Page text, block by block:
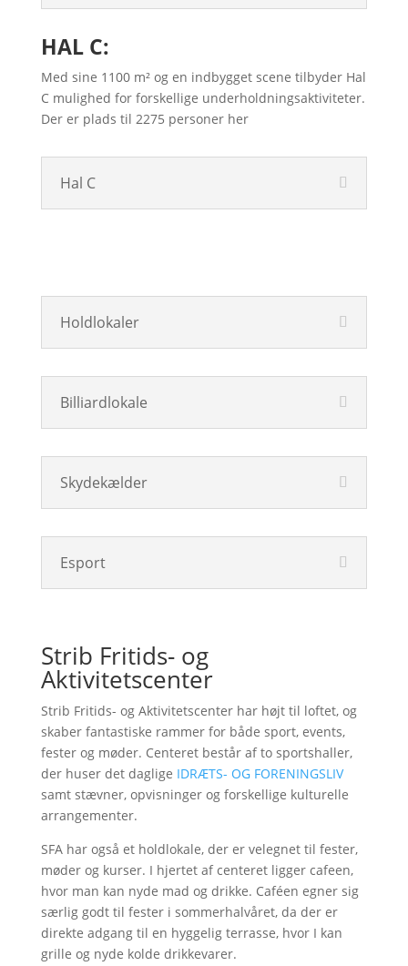
HAL C:
Med sine 1100 m² og en indbygget scene tilbyder Hal
C mulighed for forskellige underholdningsaktiviteter.
Der er plads til 2275 personer her
Hal C
Holdlokaler
Billiardlokale
Skydekælder
Esport
Strib Fritids- og
Aktivitetscenter
Strib Fritids- og Aktivitetscenter har højt til loftet, og
skaber fantastiske rammer for både sport, events,
fester og møder. Centeret består af to sportshaller,
der huser det daglige IDRÆTS- OG FORENINGSLIV
samt stævner, opvisninger og forskellige kulturelle
arrangementer.
SFA har også et holdlokale, der er velegnet til fester,
møder og kurser. I hjertet af centeret ligger cafeen,
hvor man kan nyde mad og drikke. Caféen egner sig
særlig godt til fester i sommerhalvåret, da der er
direkte adgang til en hyggelig terrasse, hvor I kan
grille og nyde kolde drikkevarer.